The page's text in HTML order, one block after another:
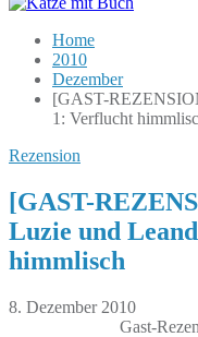
Home
2010
Dezember
[GAST-
1: Verflucht
Rezension
[GAST-
Luzie und
himmlisch
8. Dezember 2010
Gast-